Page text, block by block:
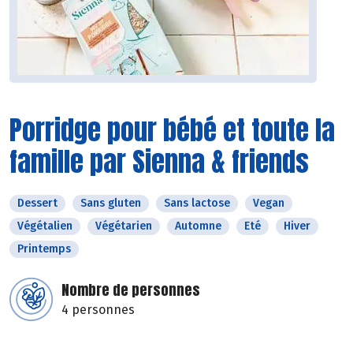
Porridge pour bébé et toute la
famille par Sienna & friends
Dessert Sans gluten Sans lactose
Vegan
Végétalien
Végétarien Automne Eté
Hiver
Printemps
Nombre de personnes
4 personnes